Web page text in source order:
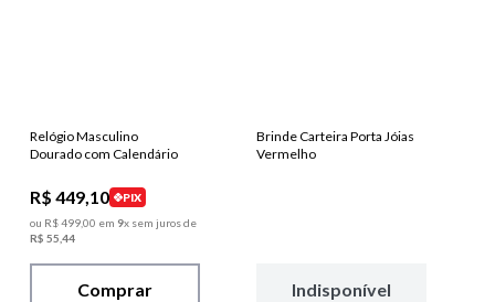
Relógio Masculino
Dourado com Calendário
R$ 449,10
PIX
ou R$49900 em 9x sem juros de
R$ 55 44
Comprar
Brinde Carteira Porta Jóias
Vermelho
Indisponível